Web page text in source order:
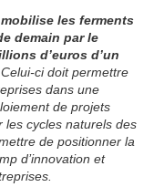
les ferments
demain par le
d’euros d’un
. Celui-ci doit permettre
dans une
de projets
les cycles naturels des
de positionner la
d’innovation et